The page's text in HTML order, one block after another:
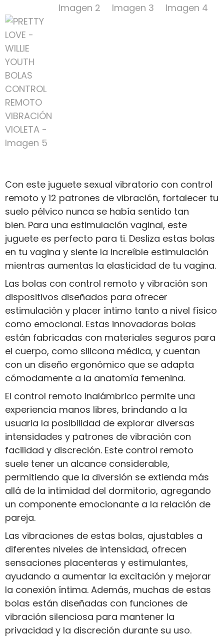
Con este juguete sexual vibratorio con control
remoto y 12 patrones de vibración, fortalecer tu
suelo pélvico nunca se había sentido tan
bien. Para una estimulación vaginal, este
juguete es perfecto para ti. Desliza estas bolas
en tu vagina y siente la increíble estimulación
mientras aumentas la elasticidad de tu vagina.
Las bolas con control remoto y vibración son
dispositivos diseñados para ofrecer
estimulación y placer íntimo tanto a nivel físico
como emocional. Estas innovadoras bolas
están fabricadas con materiales seguros para
el cuerpo, como silicona médica, y cuentan
con un diseño ergonómico que se adapta
cómodamente a la anatomía femenina.
El control remoto inalámbrico permite una
experiencia manos libres, brindando a la
usuaria la posibilidad de explorar diversas
intensidades y patrones de vibración con
facilidad y discreción. Este control remoto
suele tener un alcance considerable,
permitiendo que la diversión se extienda más
allá de la intimidad del dormitorio, agregando
un componente emocionante a la relación de
pareja.
Las vibraciones de estas bolas, ajustables a
diferentes niveles de intensidad, ofrecen
sensaciones placenteras y estimulantes,
ayudando a aumentar la excitación y mejorar
la conexión íntima. Además, muchas de estas
bolas están diseñadas con funciones de
vibración silenciosa para mantener la
privacidad y la discreción durante su uso.